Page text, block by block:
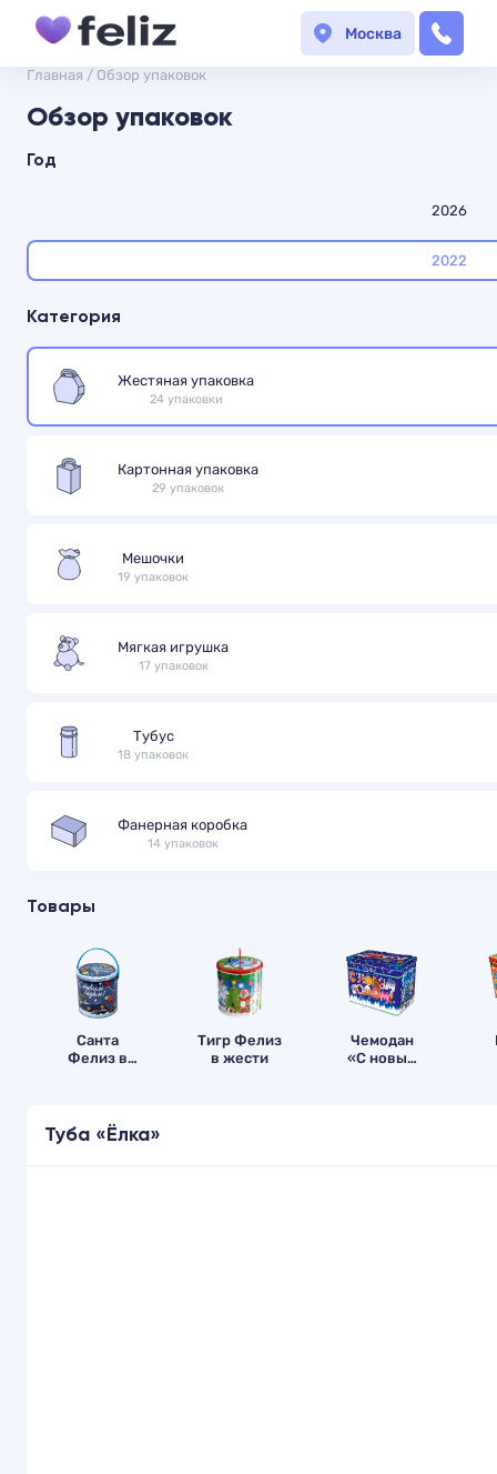
Москва
Главная / Обзор упаковок
Обзор упаковок
Год
2026
2022
Категория
Жестяная упаковка
24 упаковки
Картонная упаковка
29 упаковок
Мешочки
19 упаковок
Мягкая игрушка
17 упаковок
Тубус
18 упаковок
Фанерная коробка
14 упаковок
Товары
Санта
Фелиз в
Тигр Фелиз
в жести
Чемодан
«С новым
Туба «Ёлка»